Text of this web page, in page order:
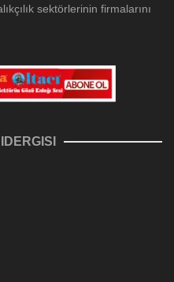
sektörlerinin firmalarını